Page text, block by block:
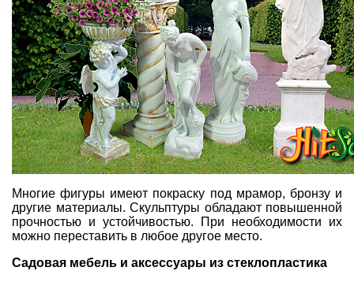
Многие фигуры имеют покраску под мрамор, бронзу и
другие материалы. Скульптуры обладают повышенной
прочностью и устойчивостью. При необходимости их
можно переставить в любое другое место.
Садовая мебель и аксессуары из стеклопластика